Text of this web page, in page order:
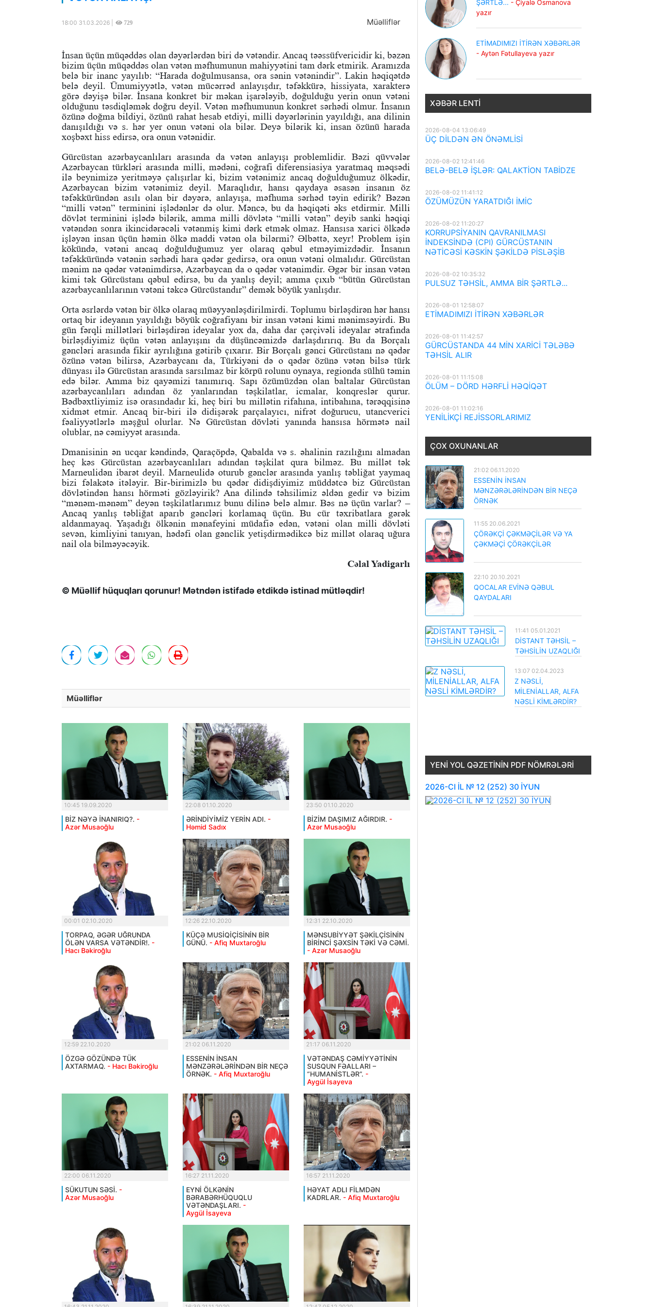
18:00 31.03.2026 | 729 Müəlliflər
İnsan üçün müqəddəs olan dəyərlərdən biri də vətəndir. Ancaq təəssüfvericidir ki, bəzən
bizim üçün müqəddəs olan vətən məfhumunun mahiyyətini tam dərk etmirik. Aramızda
belə bir inanc yayılıb: “Harada doğulmusansa, ora sənin vətənindir”. Lakin həqiqətdə
belə deyil. Ümumiyyətlə, vətən mücərrəd anlayışdır, təfəkkürə, hissiyata, xarakterə
görə dəyişə bilər. İnsana konkret bir məkan işarələyib, doğulduğu yerin onun vətəni
olduğunu təsdiqləmək doğru deyil. Vətən məfhumunun konkret sərhədi olmur. İnsanın
özünə doğma bildiyi, özünü rahat hesab etdiyi, milli dəyərlərinin yayıldığı, ana dilinin
danışıldığı və s. hər yer onun vətəni ola bilər. Deyə bilərik ki, insan özünü harada
xoşbəxt hiss edirsə, ora onun vətənidir.
Gürcüstan azərbaycanlıları arasında da vətən anlayışı problemlidir. Bəzi qüvvələr
Azərbaycan türkləri arasında milli, mədəni, coğrafi diferensiasiya yaratmaq məqsədi
ilə beynimizə yeritməyə çalışırlar ki, bizim vətənimiz ancaq doğulduğumuz ölkədir,
Azərbaycan bizim vətənimiz deyil. Maraqlıdır, hansı qaydaya əsasən insanın öz
təfəkküründən asılı olan bir dəyərə, anlayışa, məfhuma sərhəd təyin edirik? Bəzən
“milli vətən” terminini işlədənlər də olur. Məncə, bu da həqiqəti əks etdirmir. Milli
dövlət terminini işlədə bilərik, amma milli dövlətə “milli vətən” deyib sanki həqiqi
vətəndən sonra ikincidərəcəli vətənmiş kimi dərk etmək olmaz. Hansısa xarici ölkədə
işləyən insan üçün həmin ölkə maddi vətən ola bilərmi? Əlbəttə, xeyr! Problem işin
kökündə, vətəni ancaq doğulduğumuz yer olaraq qəbul etməyimizdədir. İnsanın
təfəkküründə vətənin sərhədi hara qədər gedirsə, ora onun vətəni olmalıdır. Gürcüstan
mənim nə qədər vətənimdirsə, Azərbaycan da o qədər vətənimdir. Əgər bir insan vətən
kimi tək Gürcüstanı qəbul edirsə, bu da yanlış deyil; amma çıxıb “bütün Gürcüstan
azərbaycanlılarının vətəni təkcə Gürcüstandır” demək böyük yanlışdır.
Orta əsrlərdə vətən bir ölkə olaraq müəyyənləşdirilmirdi. Toplumu birləşdirən hər hansı
ortaq bir ideyanın yayıldığı böyük coğrafiyanı bir insan vətəni kimi mənimsəyirdi. Bu
gün fərqli millətləri birləşdirən ideyalar yox da, daha dar çərçivəli ideyalar ətrafında
birləşdiyimiz üçün vətən anlayışını da düşüncəmizdə darlaşdırırıq. Bu da Borçalı
gəncləri arasında fikir ayrılığına gətirib çıxarır. Bir Borçalı gənci Gürcüstanı nə qədər
özünə vətən bilirsə, Azərbaycanı da, Türkiyəni də o qədər özünə vətən bilsə türk
dünyası ilə Gürcüstan arasında sarsılmaz bir körpü rolunu oynaya, regionda sülhü təmin
edə bilər. Amma biz qayəmizi tanımırıq. Sapı özümüzdən olan baltalar Gürcüstan
azərbaycanlıları adından öz yanlarından təşkilatlar, icmalar, konqreslər qurur.
Bədbəxtliyimiz isə orasındadır ki, heç biri bu millətin rifahına, intibahına, tərəqqisinə
xidmət etmir. Ancaq bir-biri ilə didişərək parçalayıcı, nifrət doğurucu, utancverici
fəaliyyətlərlə məşğul olurlar. Nə Gürcüstan dövləti yanında hansısa hörmətə nail
olublar, nə cəmiyyət arasında.
Dmanisinin ən ucqar kəndində, Qaraçöpdə, Qabalda və s. əhalinin razılığını almadan
heç kəs Gürcüstan azərbaycanlıları adından təşkilat qura bilməz. Bu millət tək
Marneulidən ibarət deyil. Marneulidə oturub gənclər arasında yanlış təbliğat yaymaq
bizi fəlakətə itələyir. Bir-birimizlə bu qədər didişdiyimiz müddətcə biz Gürcüstan
dövlətindən hansı hörməti gözləyirik? Ana dilində təhsilimiz əldən gedir və bizim
“mənəm-mənəm” deyən təşkilatlarımız bunu dilinə belə almır. Bəs nə üçün varlar? –
Ancaq yanlış təbliğat aparıb gəncləri korlamaq üçün. Bu cür təxribatlara gərək
aldanmayaq. Yaşadığı ölkənin mənafeyini müdafiə edən, vətəni olan milli dövləti
sevən, kimliyini tanıyan, hədəfi olan gənclik yetişdirmədikcə biz millət olaraq uğura
nail ola bilməyəcəyik.
Cəlal Yadigarlı
© Müəllif hüquqları qorunur! Mətndən istifadə etdikdə istinad mütləqdir!
Müəlliflər
10:45 19.09.2020
BİZ NƏYƏ İNANIRIQ?. -
Azər Musaoğlu
22:08 01.10.2020
ƏRİNDİYİMİZ YERİN ADI. -
Həmid Sadıx
23:50 01.10.2020
BİZİM DAŞIMIZ AĞIRDIR. -
Azər Musaoğlu
00:01 02.10.2020
TORPAQ, ƏGƏR UĞRUNDA
ÖLƏN VARSA VƏTƏNDİR!. -
Hacı Bəkiroğlu
12:26 22.10.2020
KÜÇƏ MUSİQİÇİSİNİN BİR
GÜNÜ. - Afiq Muxtaroğlu
12:31 22.10.2020
MƏNSUBİYYƏT ŞƏKİLÇİSİNİN
BİRİNCİ ŞƏXSİN TƏKİ VƏ CƏMİ.
- Azər Musaoğlu
12:59 22.10.2020
ÖZGƏ GÖZÜNDƏ TÜK
AXTARMAQ. - Hacı Bəkiroğlu
21:02 06.11.2020
ESSENİN İNSAN
MƏNZƏRƏLƏRİNDƏN BİR NEÇƏ
ÖRNƏK. - Afiq Muxtaroğlu
21:17 06.11.2020
VƏTƏNDAŞ CƏMİYYƏTİNİN
SUSQUN FƏALLARI –
“HUMANİSTLƏR”. -
Aygül İsayeva
22:00 06.11.2020
SÜKUTUN SƏSİ. -
Azər Musaoğlu
16:27 21.11.2020
EYNİ ÖLKƏNİN
BƏRABƏRHÜQUQLU
VƏTƏNDAŞLARI. -
Aygül İsayeva
16:57 21.11.2020
HƏYAT ADLI FİLMDƏN
KADRLAR. - Afiq Muxtaroğlu
ŞƏRTLƏ... - Çiyalə Osmanova
yazır
ETİMADIMIZI İTİRƏN XƏBƏRLƏR
- Aytən Fətullayeva yazır
XƏBƏR LENTI
2026-08-04 13:06:49
ÜÇ DİLDƏN ƏN ÖNƏMLİSİ
2026-08-02 12:41:46
BELƏ-BELƏ İŞLƏR: QALAKTİON TABİDZE
2026-08-02 11:41:12
ÖZÜMÜZÜN YARATDIĞI İMİC
2026-08-02 11:20:27
KORRUPSİYANIN QAVRANILMASI
İNDEKSİNDƏ (CPI) GÜRCÜSTANIN
NƏTİCƏSİ KƏSKİN ŞƏKİLDƏ PİSLƏŞİB
2026-08-02 10:35:32
PULSUZ TƏHSİL, AMMA BİR ŞƏRTLƏ...
2026-08-01 12:58:07
ETİMADIMIZI İTİRƏN XƏBƏRLƏR
2026-08-01 11:42:57
GÜRCÜSTANDA 44 MİN XARİCİ TƏLƏBƏ
TƏHSİL ALIR
2026-08-01 11:15:08
ÖLÜM – DÖRD HƏRFLİ HƏQİQƏT
2026-08-01 11:02:16
YENİLİKÇİ REJİSSORLARIMIZ
ÇOX OXUNANLAR
21:02 06.11.2020
ESSENİN İNSAN
MƏNZƏRƏLƏRİNDƏN BİR NEÇƏ
ÖRNƏK
11:55 20.06.2021
ÇÖRƏKÇİ ÇƏKMƏÇİLƏR VƏ YA
ÇƏKMƏÇİ ÇÖRƏKÇİLƏR
22:10 20.10.2021
QOCALAR EVİNƏ QƏBUL
QAYDALARI
11:41 05.01.2021
DİSTANT TƏHSİL –
TƏHSİLİN UZAQLIĞI
13:07 02.04.2023
Z NƏSLİ,
MİLENİALLAR, ALFA
NƏSLİ KİMLƏRDİR?
YENI YOL QƏZETININ PDF NÖMRƏLƏRI
2026-CI İL № 12 (252) 30 İYUN